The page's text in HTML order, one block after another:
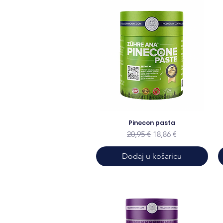
Pinecon pasta
Redovna cijena
20,95 € Cijena s popustom
18,86 €
Dodaj u košaricu